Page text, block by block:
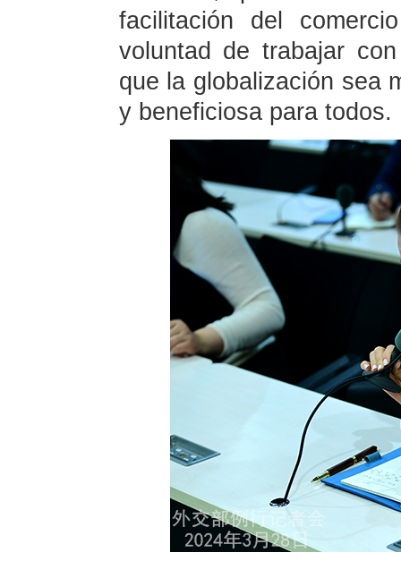
facilitación del
voluntad de trabajar
que la globalización sea
y beneficiosa para todos.